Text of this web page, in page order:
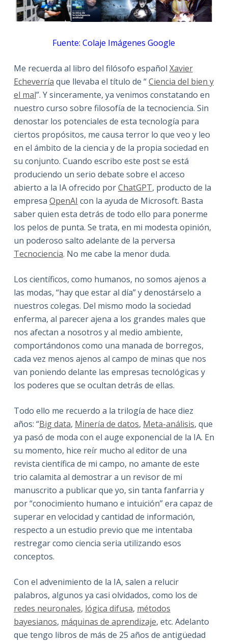
Fuente: Colaje Imágenes Google
Me recuerda al libro del filósofo español Xavier
Echeverría que llevaba el título de “Ciencia del bien y
el mal”. Y sinceramente, ya venimos constatando en
nuestro curso sobre filosofía de la tecnociencia. Sin
denostar los potenciales de esta tecnología para
ciertos propósitos, me causa terror lo que veo y leo
en el ámbito de la ciencia y de la propia sociedad en
su conjunto. Cuando escribo este post se está
produciendo un serio debate sobre el acceso
abierto a la IA ofrecido porChatGPT, producto de la
empresa OpenAI con la ayuda de Microsoft. Basta
saber quien esta detrás de todo ello para ponerme
los pelos de punta. Se trata, en mi modesta opinión,
un poderoso salto adelante de la perversa
Tecnociencia. No me cabe la menor duda.
Los científicos, como humanos, no somos ajenos a
las modas, “hay que estar al día” y denostárselo a
nuestros colegas. Del mismo modo la sociedad
enferma, al parecer ajena a los grandes males que
nos afectan a nosotros y al medio ambiente,
comportándonos como una manada de borregos,
cada vez menos ajenos al campo de minas que nos
van poniendo delante las empresas tecnológicas y
los poderes que se ocultan detrás de ellas.
Todo ello me recuerdo a la trilogía de hace diez
años: “Big data, Minería de datos, Meta-análisis, que
ya pasó de moda con el auge exponencial de la IA. En
su momento, hice reír mucho al editor de una
revista científica de mi campo, no amante de este
trio calamita al demostrar a un revisor de mi
manuscrito a publicar que yo, sin tanta fanfarria y
por “conocimiento humano e intuición” era capaz de
superar en velocidad y cantidad de información,
respecto a un estudio previo que me intentaba
restregar como ciencia seria utilizando esos
conceptos.
Con el advenimiento de la IA, salen a relucir
palabros, algunos ya casi olvidados, como los de
redes neuronales, lógica difusa, métodos
bayesianos, máquinas de aprendizaje, etc. Adelanto
que tengo libros de más de 25 años de antigüedad